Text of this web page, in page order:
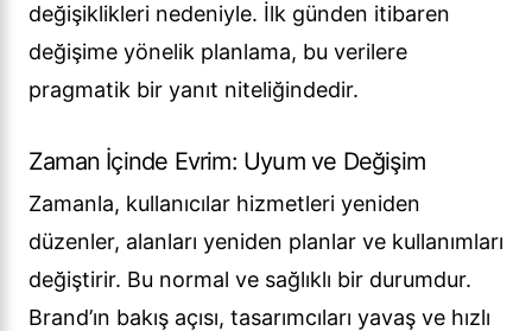
değişiklikleri nedeniyle. İlk günden itibaren
değişime yönelik planlama, bu verilere
pragmatik bir yanıt niteliğindedir.
Zaman İçinde Evrim: Uyum ve Değişim
Zamanla, kullanıcılar hizmetleri yeniden
düzenler, alanları yeniden planlar ve kullanımları
değiştirir. Bu normal ve sağlıklı bir durumdur.
Brand’ın bakış açısı, tasarımcıları yavaş ve hızlı